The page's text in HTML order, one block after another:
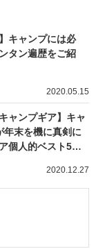
キャンプには必
タン遍歴をご紹
2020.05.15
ャンプギア】キャ
年末を機に真剣に
個人的ベスト5…
2020.12.27